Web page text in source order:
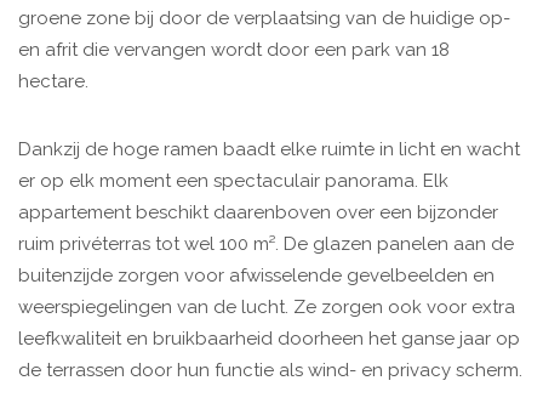
groene zone bij door de verplaatsing van de huidige op-
en afrit die vervangen wordt door een park van 18
hectare.
Dankzij de hoge ramen baadt elke ruimte in licht en wacht
er op elk moment een spectaculair panorama. Elk
appartement beschikt daarenboven over een bijzonder
ruim privéterras tot wel 100 m². De glazen panelen aan de
buitenzijde zorgen voor afwisselende gevelbeelden en
weerspiegelingen van de lucht. Ze zorgen ook voor extra
leefkwaliteit en bruikbaarheid doorheen het ganse jaar op
de terrassen door hun functie als wind- en privacy scherm.